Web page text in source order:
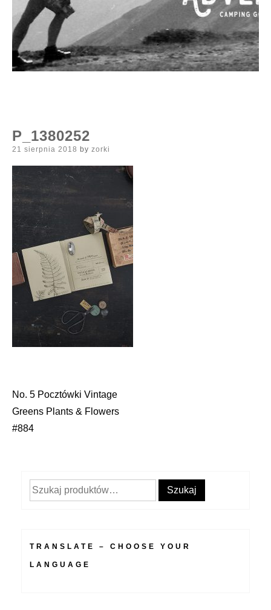
P_1380252
Posted
21 sierpnia 2018 by zorki
Nawigacja
wpisu
No. 5 Pocztówki Vintage
Greens Plants & Flowers
#884
Szukaj: Szukaj
TRANSLATE – CHOOSE YOUR
LANGUAGE